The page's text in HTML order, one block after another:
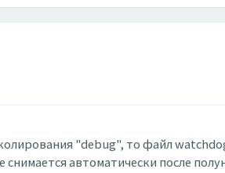
"debug", то файл
автоматически после